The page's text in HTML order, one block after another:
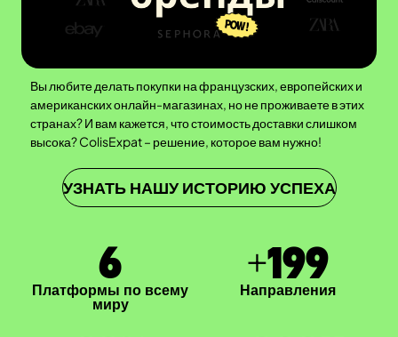
Вы любите делать покупки на французских, европейских и
американских онлайн-магазинах, но не проживаете в этих
странах? И вам кажется, что стоимость доставки слишком
высока? ColisExpat – решение, которое вам нужно!
УЗНАТЬ НАШУ ИСТОРИЮ УСПЕХА
7
Платформы по всему
миру
+200
Направления